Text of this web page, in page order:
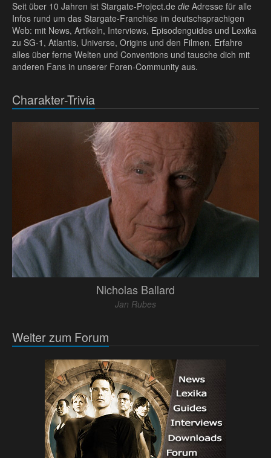
Seit über 10 Jahren ist Stargate-Project.de die Adresse für alle
Infos rund um das Stargate-Franchise im deutschsprachigen
Web: mit News, Artikeln, Interviews, Episodenguides und Lexika
zu SG-1, Atlantis, Universe, Origins und den Filmen. Erfahre
alles über ferne Welten und Conventions und tausche dich mit
anderen Fans in unserer Foren-Community aus.
Charakter-Trivia
Nicholas Ballard
Jan Rubes
Weiter zum Forum